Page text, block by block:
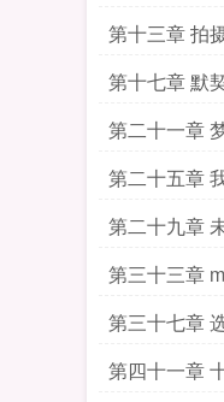
第十三章 拍
第十七章 默
第二十一章
第二十五章
第二十九章
第三十三章
第三十七章
第四十一章